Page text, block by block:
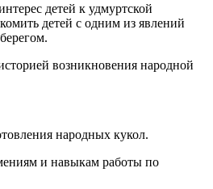
детей к удмуртской
детей с одним из явлений
возникновения народной
народных кукол.
и навыкам работы по